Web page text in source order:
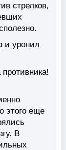
стрелков,
и уронил
этого еще
В